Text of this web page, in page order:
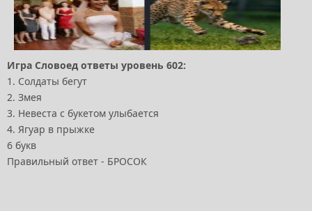
Игра Словоед ответы уровень 602:
1. Солдаты бегут
2. Змея
3. Невеста с букетом улыбается
4. Ягуар в прыжке
6 букв
Правильный ответ - БРОСОК